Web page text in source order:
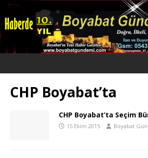
CHP Boyabat’ta
CHP Boyabat’ta Seçim
15 Ekim 2015 Boyabat